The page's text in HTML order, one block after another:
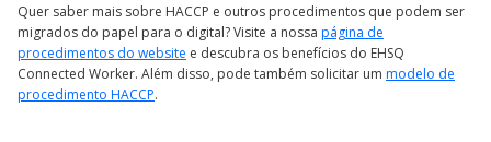
Quer saber mais sobre HACCP e outros procedimentos que podem ser
migrados do papel para o digital? Visite a nossa página de
procedimentos do website e descubra os benefícios do EHSQ
Connected Worker. Além disso, pode também solicitar um modelo de
procedimento HACCP.